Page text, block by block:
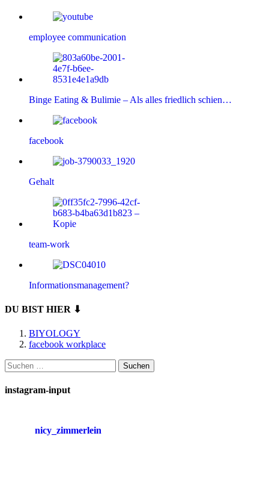
employee communication
Binge Eating & Bulimie – Als alles friedlich schien…
facebook
Gehalt
team-work
Informationsmanagement?
DU BIST HIER ⬇
BIYOLOGY
facebook workplace
Suchen
nach:
instagram-input
nicy_zimmerlein